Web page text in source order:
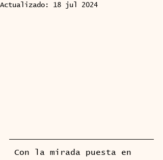
Actualizado: 18 jul 2024